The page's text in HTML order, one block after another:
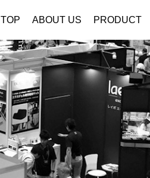
TOP ABOUT US PRODUCT